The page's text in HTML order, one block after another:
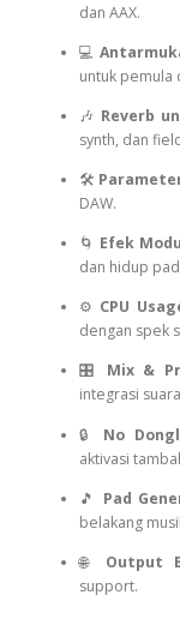
dan AAX.
💻
untuk pemula
🎶 Reverb
synth, dan
🛠️
DAW.
🌀 Efek
dan hidup
⚙️ CPU
dengan spek
🎛️ Mix &
integrasi
🔒 No
aktivasi
🎵 Pad
belakang
🌐 Output
support.